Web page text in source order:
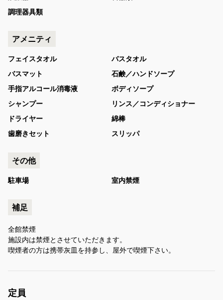
調理器具類
アメニティ
フェイスタオル
バスタオル
バスマット
石鹸／ハンドソープ
手指アルコール消毒液
ボディソープ
シャンプー
リンス／コンディショナー
ドライヤー
綿棒
歯磨きセット
スリッパ
その他
駐車場 室内禁煙
補足
全館禁煙
施設内は禁煙とさせていただきます。
喫煙者の方は携帯灰皿を持参し、屋外で喫煙下さい。
定員